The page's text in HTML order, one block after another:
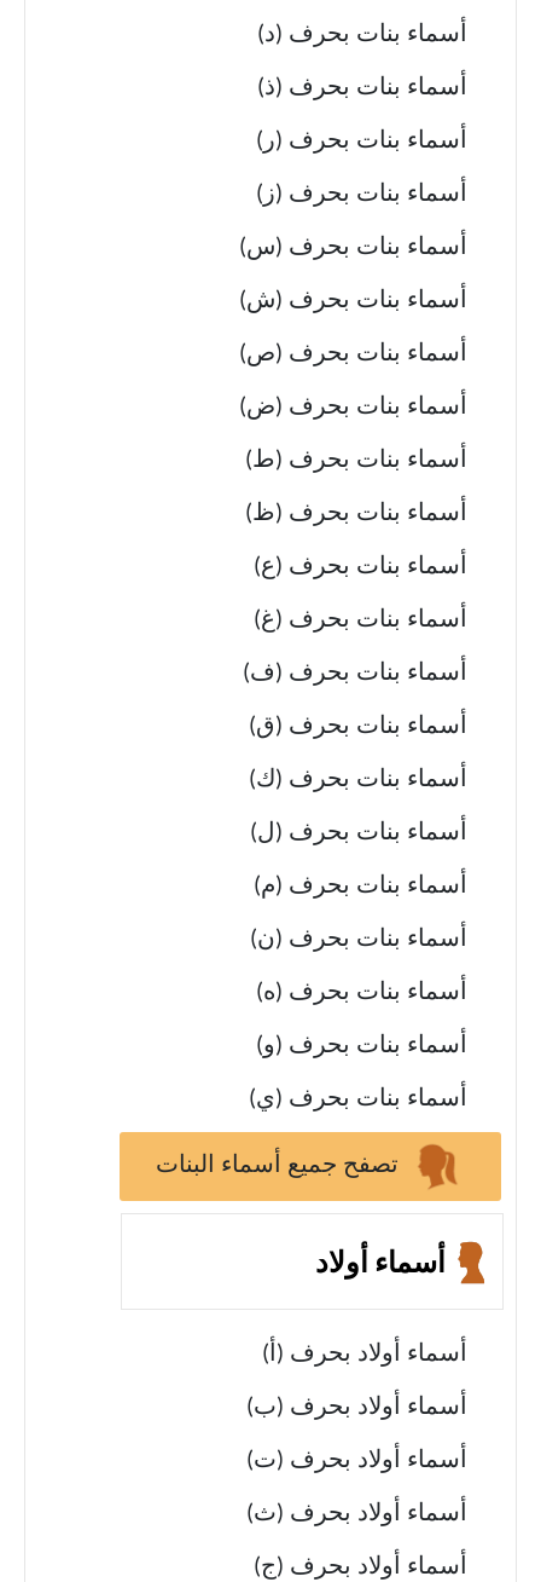
أسماء بنات بحرف (د)
أسماء بنات بحرف (ذ)
أسماء بنات بحرف (ر)
أسماء بنات بحرف (ز)
أسماء بنات بحرف (س)
أسماء بنات بحرف (ش)
أسماء بنات بحرف (ص)
أسماء بنات بحرف (ض)
أسماء بنات بحرف (ط)
أسماء بنات بحرف (ظ)
أسماء بنات بحرف (ع)
أسماء بنات بحرف (غ)
أسماء بنات بحرف (ف)
أسماء بنات بحرف (ق)
أسماء بنات بحرف (ك)
أسماء بنات بحرف (ل)
أسماء بنات بحرف (م)
أسماء بنات بحرف (ن)
أسماء بنات بحرف (ه)
أسماء بنات بحرف (و)
أسماء بنات بحرف (ي)
تصفح جميع أسماء البنات
أسماء أولاد
أسماء أولاد بحرف (أ)
أسماء أولاد بحرف (ب)
أسماء أولاد بحرف (ت)
أسماء أولاد بحرف (ث)
أسماء أولاد بحرف (ج)